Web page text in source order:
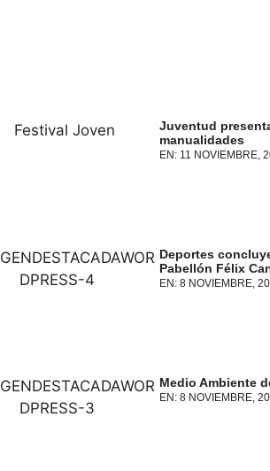
Juventud
manualidades
EN: 11 NOVIEMBRE,
Deportes
Pabellón Félix
EN: 8 NOVIEMBRE,
Medio Ambiente
EN: 8 NOVIEMBRE,